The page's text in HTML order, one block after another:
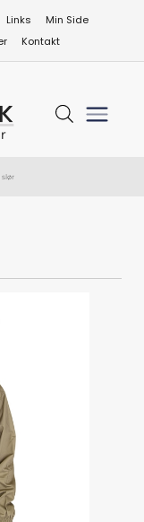
Links
Min Side
Kontakt
slør